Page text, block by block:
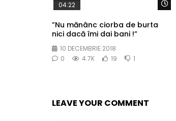
04:22
”Nu mănânc ciorba de burta
nici dacă îmi dai bani !”
10 DECEMBRIE 2018
0
4.7K 19 1
LEAVE YOUR COMMENT